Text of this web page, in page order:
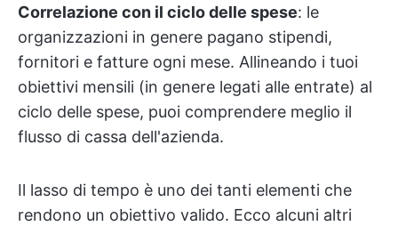
Correlazione con il ciclo delle spese: le
organizzazioni in genere pagano stipendi,
fornitori e fatture ogni mese. Allineando i tuoi
obiettivi mensili (in genere legati alle entrate) al
ciclo delle spese, puoi comprendere meglio il
flusso di cassa dell'azienda.
Il lasso di tempo è uno dei tanti elementi che
rendono un obiettivo valido. Ecco alcuni altri